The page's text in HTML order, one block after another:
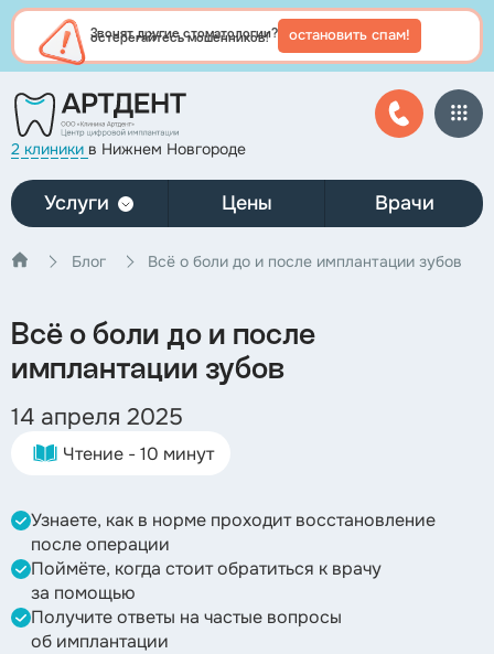
Звонят другие стоматологии?
остерегайтесь мошенников! остановить спам!
2 клиники в Нижнем Новгороде
Услуги Цены Врачи
Блог Всё о боли до и после имплантации зубов
Всё о боли до и после
имплантации зубов
14 апреля 2025
Чтение - 10 минут
Узнаете, как в норме проходит восстановление
после операции
Поймёте, когда стоит обратиться к врачу
за помощью
Получите ответы на частые вопросы
об имплантации